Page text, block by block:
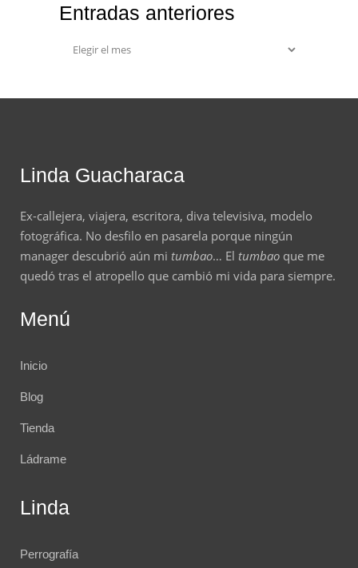
Entradas anteriores
anteriores
Linda Guacharaca
Ex-callejera, viajera, escritora, diva televisiva, modelo
fotográfica. No desfilo en pasarela porque ningún
manager descubrió aún mi tumbao… El tumbao que me
quedó tras el atropello que cambió mi vida para siempre.
Menú
Inicio
Blog
Tienda
Ládrame
Linda
Perrografía